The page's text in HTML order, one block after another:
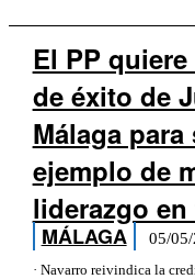
El PP
de éxito de
Málaga
ejemplo de
liderazgo
MÁLAGA 05/
· Navarro reivindica la